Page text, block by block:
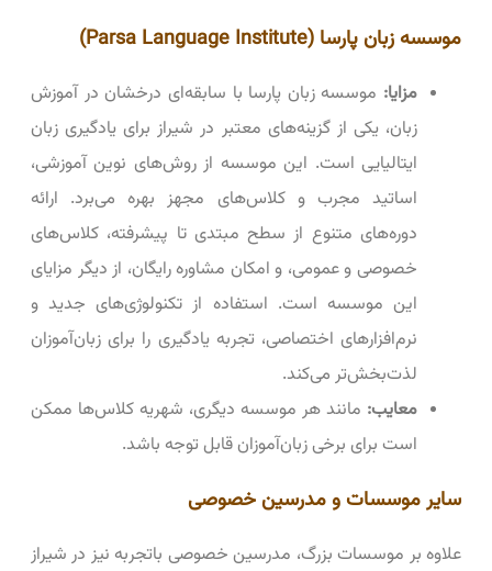
موسسه زبان پارسا (Parsa Language Institute)
مزایا: موسسه زبان پارسا با سابقه‌ای درخشان در آموزش
زبان، یکی از گزینه‌های معتبر در شیراز برای یادگیری زبان
ایتالیایی است. این موسسه از روش‌های نوین آموزشی،
اساتید مجرب و کلاس‌های مجهز بهره می‌برد. ارائه
دوره‌های متنوع از سطح مبتدی تا پیشرفته، کلاس‌های
خصوصی و عمومی، و امکان مشاوره رایگان، از دیگر مزایای
این موسسه است. استفاده از تکنولوژی‌های جدید و
نرم‌افزارهای اختصاصی، تجربه یادگیری را برای زبان‌آموزان
لذت‌بخش‌تر می‌کند.
معایب: مانند هر موسسه دیگری، شهریه کلاس‌ها ممکن
است برای برخی زبان‌آموزان قابل توجه باشد.
سایر موسسات و مدرسین خصوصی
علاوه بر موسسات بزرگ، مدرسین خصوصی باتجربه نیز در شیراز